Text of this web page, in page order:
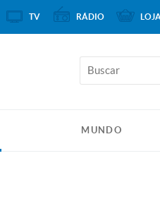
MUNDO
TV RÁDIO LOJA